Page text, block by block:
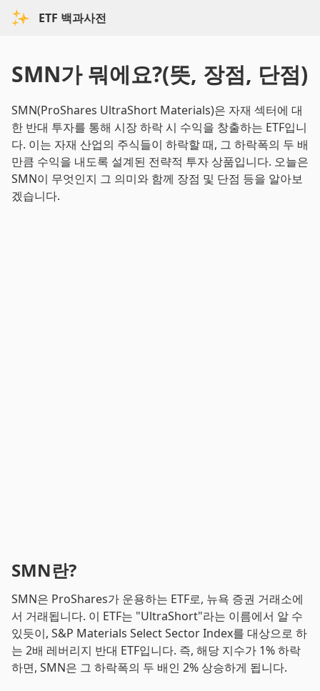
ETF 백과사전
SMN가 뭐에요?(뜻, 장점, 단점)
SMN(ProShares UltraShort Materials)은 자재 섹터에 대
한 반대 투자를 통해 시장 하락 시 수익을 창출하는 ETF입니
다. 이는 자재 산업의 주식들이 하락할 때, 그 하락폭의 두 배
만큼 수익을 내도록 설계된 전략적 투자 상품입니다. 오늘은
SMN이 무엇인지 그 의미와 함께 장점 및 단점 등을 알아보
겠습니다.
SMN란?
SMN은 ProShares가 운용하는 ETF로, 뉴욕 증권 거래소에
서 거래됩니다. 이 ETF는 "UltraShort"라는 이름에서 알 수
있듯이, S&P Materials Select Sector Index를 대상으로 하
는 2배 레버리지 반대 ETF입니다. 즉, 해당 지수가 1% 하락
하면, SMN은 그 하락폭의 두 배인 2% 상승하게 됩니다.